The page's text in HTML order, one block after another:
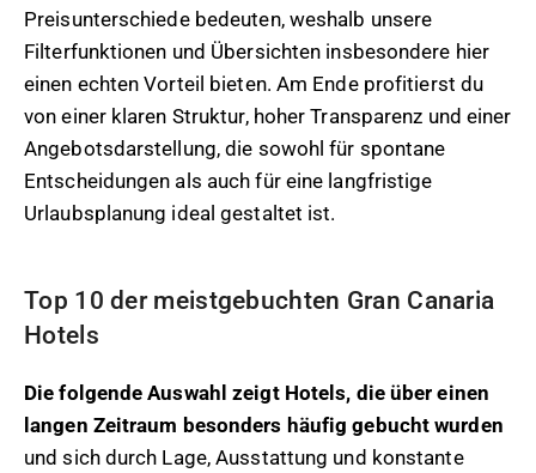
Preisunterschiede bedeuten, weshalb unsere
Filterfunktionen und Übersichten insbesondere hier
einen echten Vorteil bieten. Am Ende profitierst du
von einer klaren Struktur, hoher Transparenz und einer
Angebotsdarstellung, die sowohl für spontane
Entscheidungen als auch für eine langfristige
Urlaubsplanung ideal gestaltet ist.
Top 10 der meistgebuchten Gran Canaria
Hotels
Die folgende Auswahl zeigt Hotels, die über einen
langen Zeitraum besonders häufig gebucht wurden
und sich durch Lage, Ausstattung und konstante